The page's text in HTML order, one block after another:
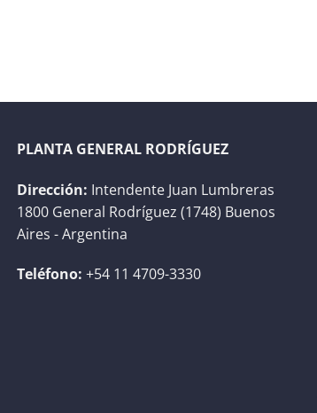
PLANTA GENERAL RODRÍGUEZ
Dirección: Intendente Juan Lumbreras
1800 General Rodríguez (1748) Buenos
Aires - Argentina
Teléfono: +54 11 4709-3330